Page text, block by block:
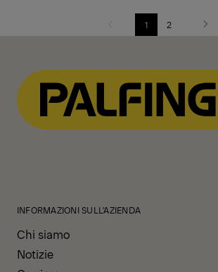
Previous 1 2 Next
INFORMAZIONI SULL'AZIENDA
Chi siamo
Notizie